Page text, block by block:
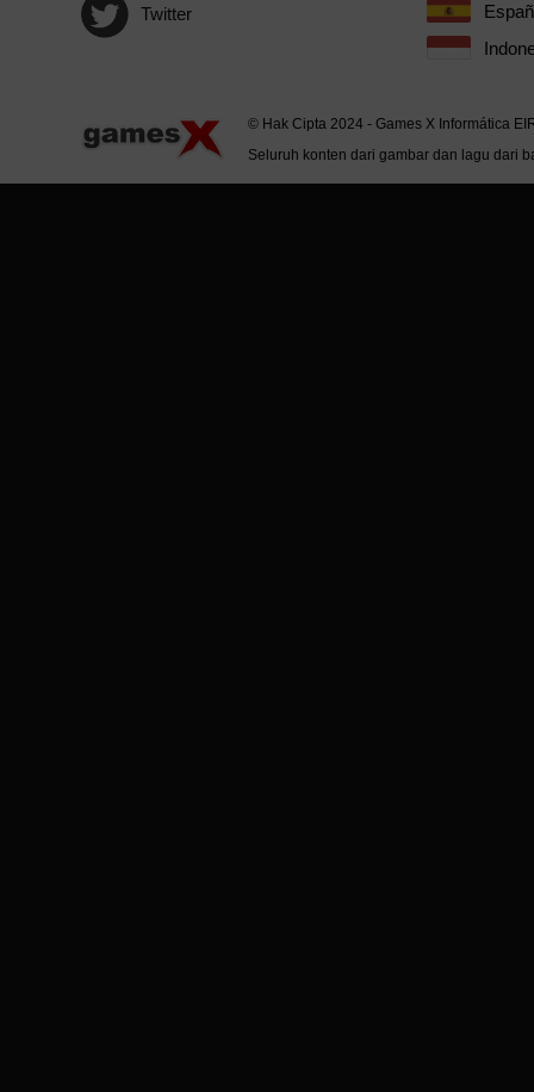
Twitter
© Hak Cipta 2024 - Games X Informática
Seluruh konten dari gambar dan lagu dari